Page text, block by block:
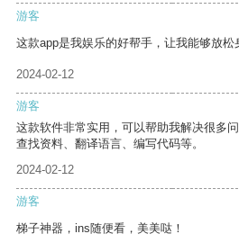
游客
这款app是我娱乐的好帮手，让我能够放松
2024-02-12
游客
这款软件非常实用，可以帮助我解决很多
查找资料、翻译语言、编写代码等。
2024-02-12
游客
梯子神器，ins随便看，美美哒！